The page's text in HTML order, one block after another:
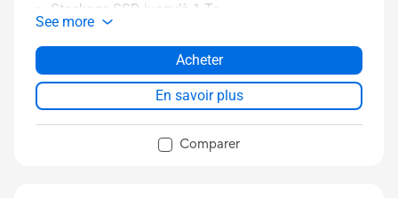
Stockage SSD jusqu’à 1 To
ASUS Antimicrobial Guard Plus
Durabilité de niveau militaire
See more
Acheter
En savoir plus
Comparer